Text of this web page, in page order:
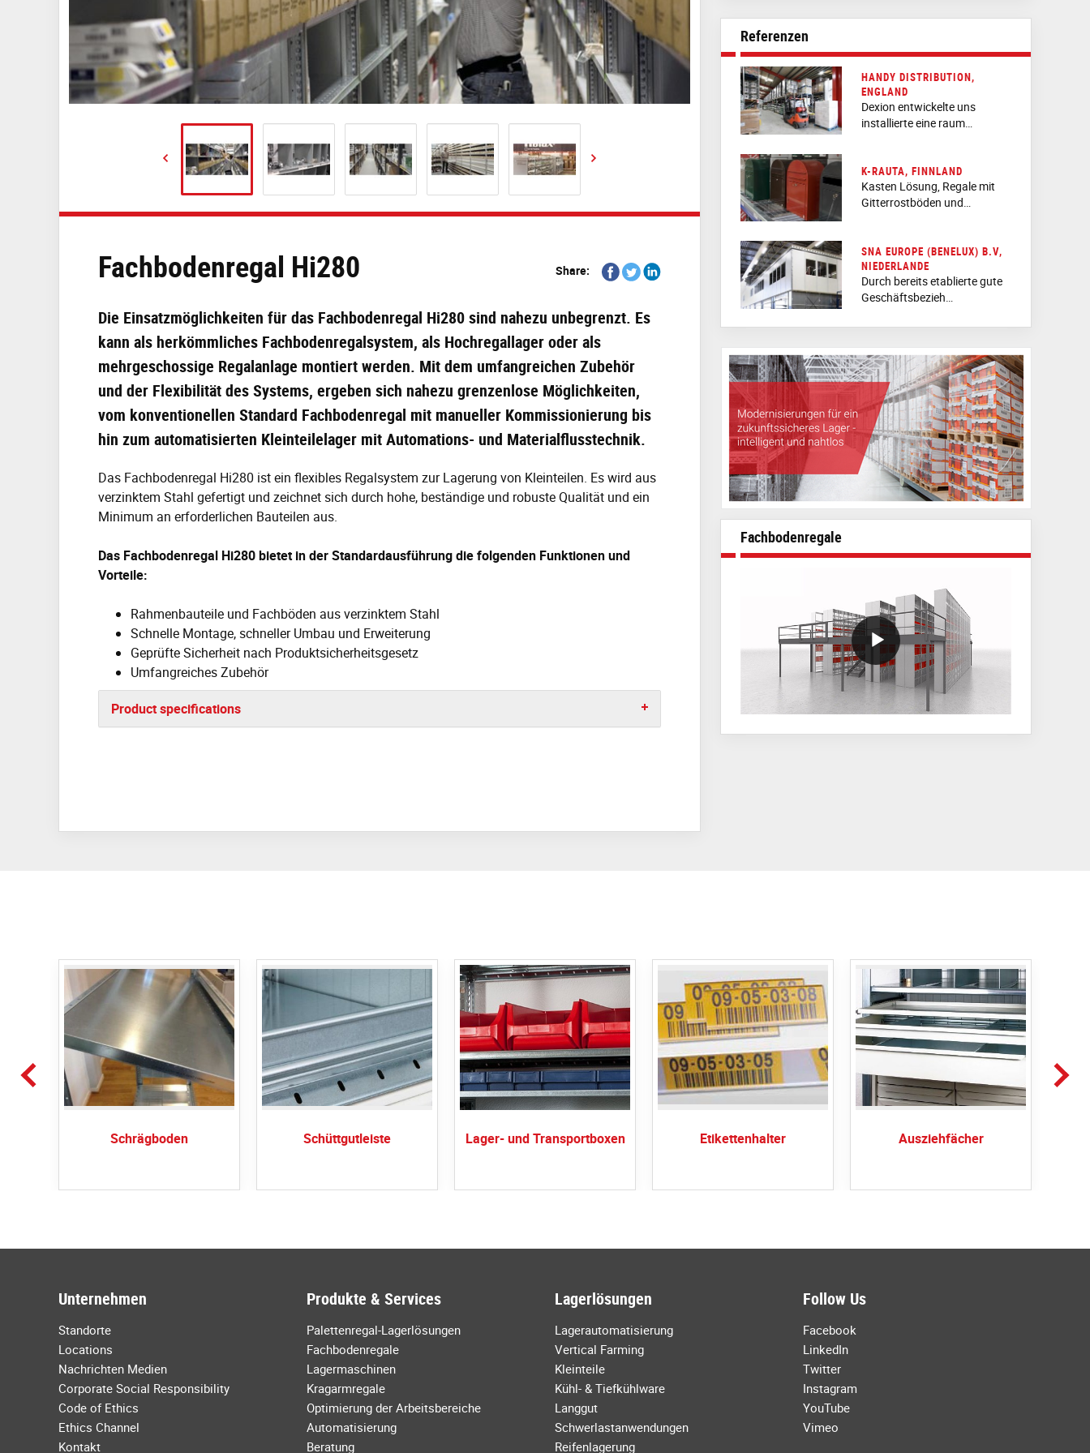
Fachbodenregal Hi280 Share:
ShareShareShare
Die Einsatzmöglichkeiten für das Fachbodenregal Hi280 sind nahezu unbegrenzt. Es
kann als herkömmliches Fachbodenregalsystem, als Hochregallager oder als
mehrgeschossige Regalanlage montiert werden. Mit dem umfangreichen Zubehör
und der Flexibilität des Systems, ergeben sich nahezu grenzenlose Möglichkeiten,
vom konventionellen Standard Fachbodenregal mit manueller Kommissionierung bis
hin zum automatisierten Kleinteilelager mit Automations- und Materialflusstechnik.
Das Fachbodenregal Hi280 ist ein flexibles Regalsystem zur Lagerung von Kleinteilen. Es wird aus
verzinktem Stahl gefertigt und zeichnet sich durch hohe, beständige und robuste Qualität und ein
Minimum an erforderlichen Bauteilen aus.
Das Fachbodenregal Hi280 bietet in der Standardausführung die folgenden Funktionen und
Vorteile:
Rahmenbauteile und Fachböden aus verzinktem Stahl
Schnelle Montage, schneller Umbau und Erweiterung
Geprüfte Sicherheit nach Produktsicherheitsgesetz
Umfangreiches Zubehör
Product specifications
Referenzen
HANDY DISTRIBUTION,
ENGLAND
Dexion entwickelte uns
installierte eine raum…
K-RAUTA, FINNLAND
Kasten Lösung, Regale mit
Gitterrostböden und…
SNA EUROPE (BENELUX) B.V,
NIEDERLANDE
Durch bereits etablierte gute
Geschäftsbezieh…
Fachbodenregale
VideoWithLightboxBlock
Schrägboden Schüttgutleiste Lager- und Transportboxen Etikettenhalter Ausziehfächer
Unternehmen
Standorte
Locations
Nachrichten Medien
Corporate Social Responsibility
Code of Ethics
Ethics Channel
Kontakt
Produkte & Services
Palettenregal-Lagerlösungen
Fachbodenregale
Lagermaschinen
Kragarmregale
Optimierung der Arbeitsbereiche
Automatisierung
Beratung
Lagerlösungen
Lagerautomatisierung
Vertical Farming
Kleinteile
Kühl- & Tiefkühlware
Langgut
Schwerlastanwendungen
Reifenlagerung
Follow Us
Facebook
LinkedIn
Twitter
Instagram
YouTube
Vimeo